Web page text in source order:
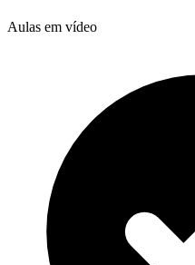
Aulas em vídeo